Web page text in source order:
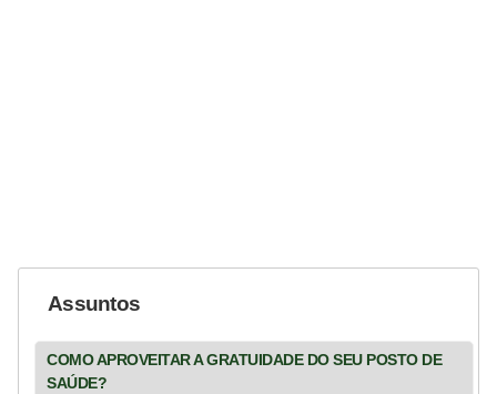
Assuntos
COMO APROVEITAR A GRATUIDADE DO SEU POSTO DE
SAÚDE?